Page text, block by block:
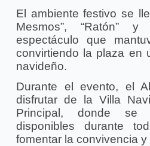
El ambiente festivo se
Mesmos”, “Ratón”
espectáculo que
convirtiendo la plaza en
navideño.
Durante el evento, el
disfrutar de la Villa
Principal, donde se
disponibles durante
fomentar la convivencia